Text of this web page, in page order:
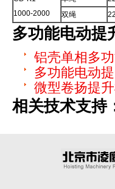
1000-2000
双绳
多功能电动提
铝壳单相多
多功能电动
微型卷扬提
相关技术支持